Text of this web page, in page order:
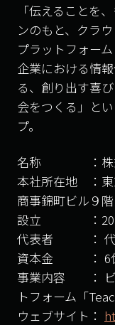
「伝えることを
ンのもと、クラ
プラットフォー
企業における情
る、創り出す喜
会をつくる」と
プ。
名称 ：株式
本社所在地 ：東
商事錦町ビル９階
設立 ：2010
代表者 ： 代
資本金 ： 6億
事業内容 ： ビ
トフォーム「
ウェブサイト：